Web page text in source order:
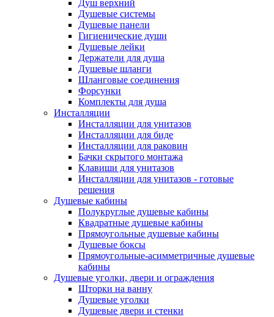
Душ верхний
Душевые системы
Душевые панели
Гигиенические души
Душевые лейки
Держатели для душа
Душевые шланги
Шланговые соединения
Форсунки
Комплекты для душа
Инсталляции
Инсталляции для унитазов
Инсталляции для биде
Инсталляции для раковин
Бачки скрытого монтажа
Клавиши для унитазов
Инсталляции для унитазов - готовые
решения
Душевые кабины
Полукруглые душевые кабины
Квадратные душевые кабины
Прямоугольные душевые кабины
Душевые боксы
Прямоугольные-асимметричные душевые
кабины
Душевые уголки, двери и ограждения
Шторки на ванну
Душевые уголки
Душевые двери и стенки